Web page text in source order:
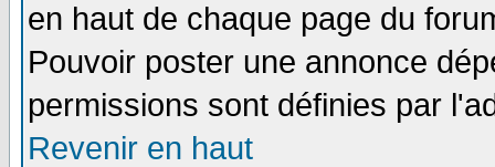
en haut de chaque page du
Pouvoir poster une annonce
permissions sont définies par
Revenir en haut